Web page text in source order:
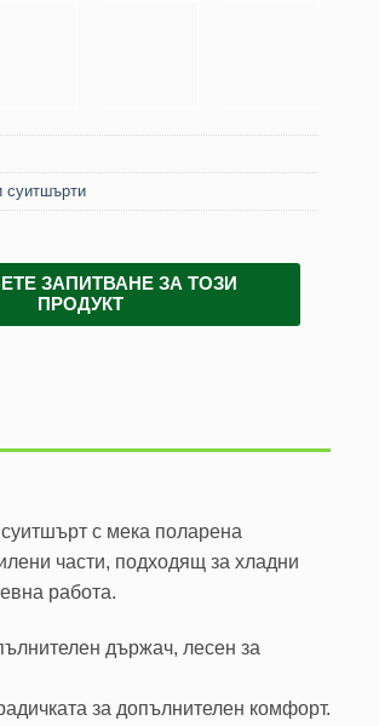
суитшърти
ЗАПИТВАНЕ ЗА ТОЗИ
ПРОДУКТ
с мека поларена
части, подходящ за хладни
работа.
държач, лесен за
за допълнителен комфорт.